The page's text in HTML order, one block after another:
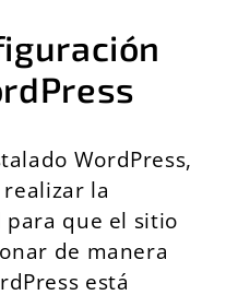
WordPress,
la
que el sitio
de manera
está